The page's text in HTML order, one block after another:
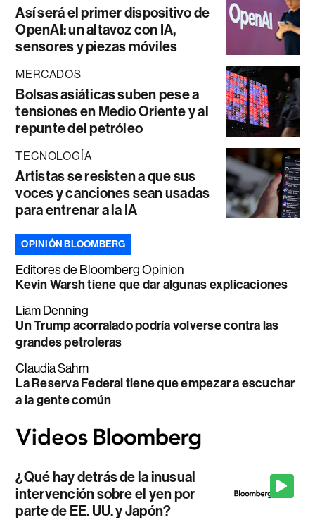
Así será el primer dispositivo de
OpenAI: un altavoz con IA,
sensores y piezas móviles
MERCADOS
Bolsas asiáticas suben pese a
tensiones en Medio Oriente y al
repunte del petróleo
TECNOLOGÍA
Artistas se resisten a que sus
voces y canciones sean usadas
para entrenar a la IA
OPINIÓN BLOOMBERG
Editores de Bloomberg Opinion
Kevin Warsh tiene que dar algunas explicaciones
Liam Denning
Un Trump acorralado podría volverse contra las
grandes petroleras
Claudia Sahm
La Reserva Federal tiene que empezar a escuchar
a la gente común
¿Qué hay detrás de la inusual
intervención sobre el yen por
parte de EE. UU. y Japón?